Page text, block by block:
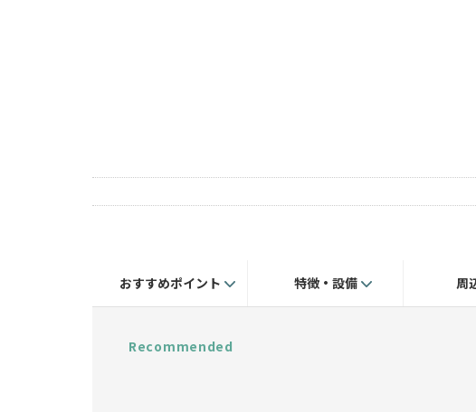
おすすめポイント 特徴・設備 周
Recommended